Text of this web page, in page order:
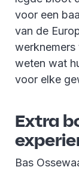
voor een
van de
weten wat
voor elke
Extra
Bas